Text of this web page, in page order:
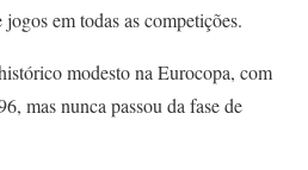
em todas as competições.
modesto na Eurocopa, com
mas nunca passou da fase de